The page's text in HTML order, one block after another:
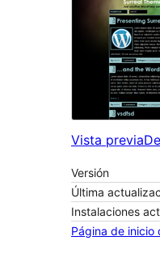
Vista previa
Versión
Última
Instalaciones
Página de inicio